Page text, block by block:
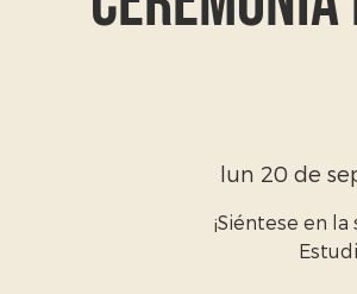
lun 20 de
¡Siéntese en